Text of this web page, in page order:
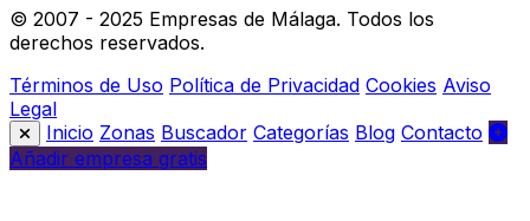
© 2007 - 2025 Empresas de Málaga. Todos los
derechos reservados.
Términos de Uso Política de Privacidad Cookies Aviso
Legal
Inicio Zonas Buscador Categorías Blog Contacto
Añadir empresa gratis